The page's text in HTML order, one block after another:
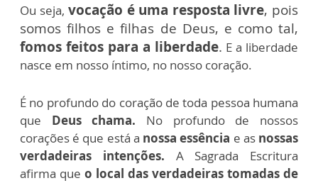
Ou seja, vocação é uma resposta livre, pois
somos filhos e filhas de Deus, e como tal,
fomos feitos para a liberdade. E a liberdade
nasce em nosso íntimo, no nosso coração.
É no profundo do coração de toda pessoa humana
que Deus chama. No profundo de nossos
corações é que está a nossa essência e asnossas
verdadeiras intenções. A Sagrada Escritura
afirma que o local das verdadeiras tomadas de